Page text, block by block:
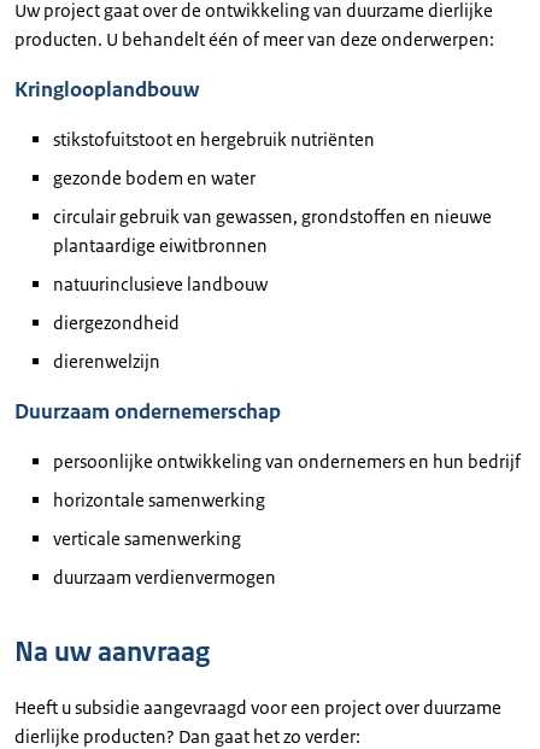
Uw project gaat over de ontwikkeling van duurzame dierlijke
producten. U behandelt één of meer van deze onderwerpen:
Kringlooplandbouw
stikstofuitstoot en hergebruik nutriënten
gezonde bodem en water
circulair gebruik van gewassen, grondstoffen en nieuwe
plantaardige eiwitbronnen
natuurinclusieve landbouw
diergezondheid
dierenwelzijn
Duurzaam ondernemerschap
persoonlijke ontwikkeling van ondernemers en hun bedrijf
horizontale samenwerking
verticale samenwerking
duurzaam verdienvermogen
Na uw aanvraag
Heeft u subsidie aangevraagd voor een project over duurzame
dierlijke producten? Dan gaat het zo verder: